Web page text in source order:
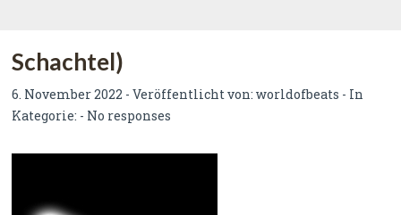
Schachtel)
6. November 2022 - Veröffentlicht von:worldofbeats - In
Kategorie: - No responses